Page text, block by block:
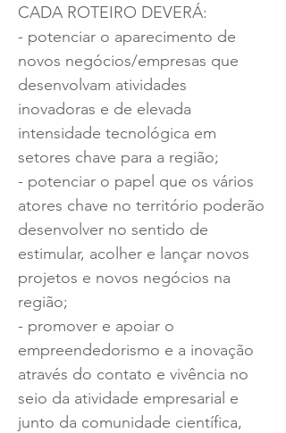
CADA ROTEIRO DEVERÁ:
- potenciar o aparecimento de
novos negócios/empresas que
desenvolvam atividades
inovadoras e de elevada
intensidade tecnológica em
setores chave para a região;
- potenciar o papel que os vários
atores chave no território poderão
desenvolver no sentido de
estimular, acolher e lançar novos
projetos e novos negócios na
região;
- promover e apoiar o
empreendedorismo e a inovação
através do contato e vivência no
seio da atividade empresarial e
junto da comunidade científica,